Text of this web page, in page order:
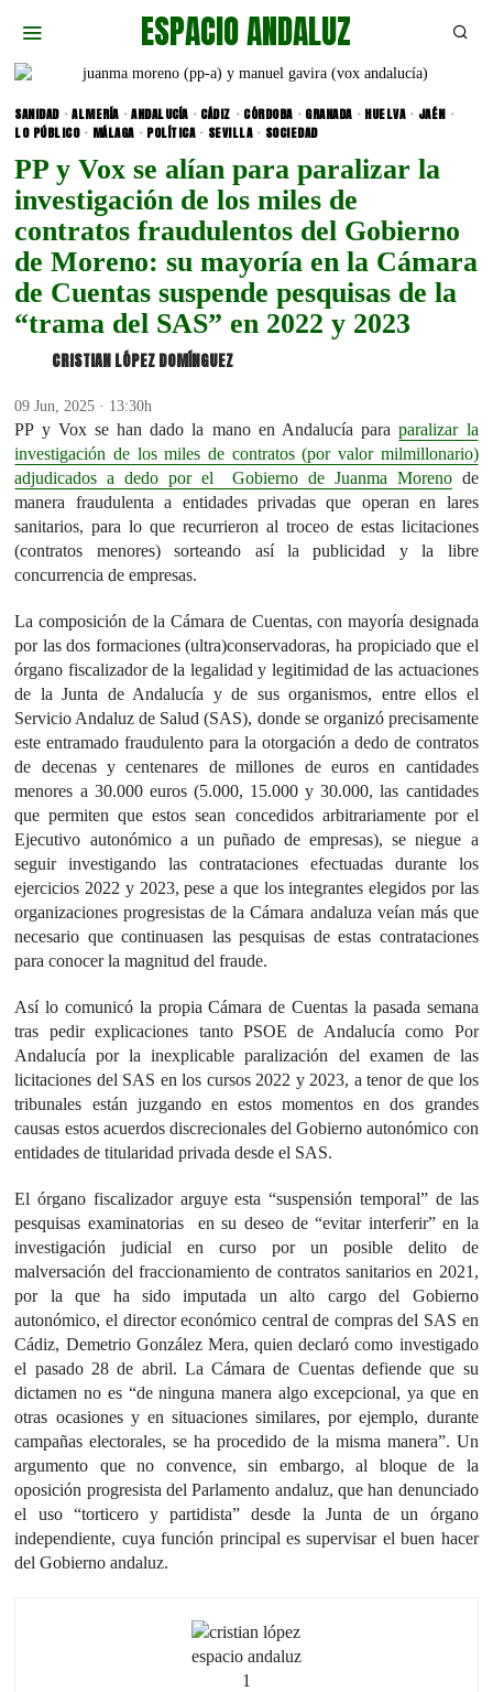
ESPACIO ANDALUZ
SANIDAD · ALMERÍA · ANDALUCÍA · CÁDIZ · CÓRDOBA · GRANADA · HUELVA · JAÉN ·
LO PÚBLICO · MÁLAGA · POLÍTICA · SEVILLA · SOCIEDAD
PP y Vox se alían para paralizar la
investigación de los miles de
contratos fraudulentos del Gobierno
de Moreno: su mayoría en la Cámara
de Cuentas suspende pesquisas de la
“trama del SAS” en 2022 y 2023
CRISTIAN LÓPEZ DOMÍNGUEZ
09 Jun, 2025 · 13:30h
PP y Vox se han dado la mano en Andalucía paraparalizar la
investigación de los miles de contratos (por valor milmillonario)
adjudicados a dedo por el Gobierno de Juanma Morenode
manera fraudulenta a entidades privadas que operan en lares
sanitarios, para lo que recurrieron al troceo de estas licitaciones
(contratos menores) sorteando así la publicidad y la libre
concurrencia de empresas.
La composición de la Cámara de Cuentas, con mayoría designada
por las dos formaciones (ultra)conservadoras, ha propiciado que el
órgano fiscalizador de la legalidad y legitimidad de las actuaciones
de la Junta de Andalucía y de sus organismos, entre ellos el
Servicio Andaluz de Salud (SAS), donde se organizó precisamente
este entramado fraudulento para la otorgación a dedo de contratos
de decenas y centenares de millones de euros en cantidades
menores a 30.000 euros (5.000, 15.000 y 30.000, las cantidades
que permiten que estos sean concedidos arbitrariamente por el
Ejecutivo autonómico a un puñado de empresas), se niegue a
seguir investigando las contrataciones efectuadas durante los
ejercicios 2022 y 2023, pese a que los integrantes elegidos por las
organizaciones progresistas de la Cámara andaluza veían más que
necesario que continuasen las pesquisas de estas contrataciones
para conocer la magnitud del fraude.
Así lo comunicó la propia Cámara de Cuentas la pasada semana
tras pedir explicaciones tanto PSOE de Andalucía como Por
Andalucía por la inexplicable paralización del examen de las
licitaciones del SAS en los cursos 2022 y 2023, a tenor de que los
tribunales están juzgando en estos momentos en dos grandes
causas estos acuerdos discrecionales del Gobierno autonómico con
entidades de titularidad privada desde el SAS.
El órgano fiscalizador arguye esta “suspensión temporal” de las
pesquisas examinatorias en su deseo de “evitar interferir” en la
investigación judicial en curso por un posible delito de
malversación del fraccionamiento de contratos sanitarios en 2021,
por la que ha sido imputada un alto cargo del Gobierno
autonómico, el director económico central de compras del SAS en
Cádiz, Demetrio González Mera, quien declaró como investigado
el pasado 28 de abril. La Cámara de Cuentas defiende que su
dictamen no es “de ninguna manera algo excepcional, ya que en
otras ocasiones y en situaciones similares, por ejemplo, durante
campañas electorales, se ha procedido de la misma manera”. Un
argumento que no convence, sin embargo, al bloque de la
oposición progresista del Parlamento andaluz, que han denunciado
el uso “torticero y partidista” desde la Junta de un órgano
independiente, cuya función principal es supervisar el buen hacer
del Gobierno andaluz.